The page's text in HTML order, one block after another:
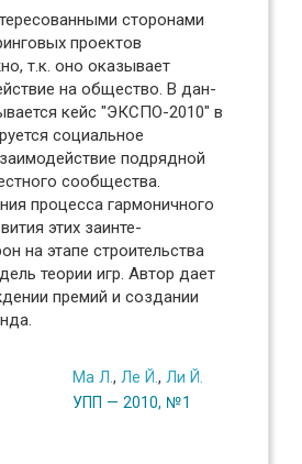
сторонами
проектов
т.к. оно оказывает
на общество. В дан-
кейс "ЭКСПО-2010" в
социальное
подрядной
сообщества.
процесса гармоничного
этих заинте-
на этапе строительства
теории игр. Автор дает
премий и создании
Ма Л. , Ле Й. , Ли Й.
УПП — 2010, №1